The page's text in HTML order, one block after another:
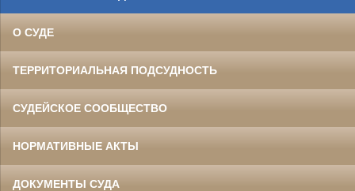
О СУДЕ
ТЕРРИТОРИАЛЬНАЯ ПОДСУДНОСТЬ
СУДЕЙСКОЕ СООБЩЕСТВО
НОРМАТИВНЫЕ АКТЫ
ДОКУМЕНТЫ СУДА